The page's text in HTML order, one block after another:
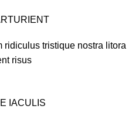
tristique nostra litora
risus
IACULIS